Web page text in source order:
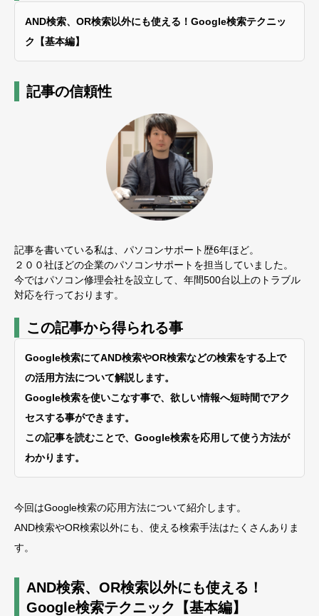
AND検索、OR検索以外にも使える！Google検索テクニッ
ク【基本編】
記事の信頼性
記事を書いている私は、パソコンサポート歴6年ほど。
２００社ほどの企業のパソコンサポートを担当していました。
今ではパソコン修理会社を設立して、年間500台以上のトラブル
対応を行っております。
この記事から得られる事
Google検索にてAND検索やOR検索などの検索をする上で
の活用方法について解説します。
Google検索を使いこなす事で、欲しい情報へ短時間でアク
セスする事ができます。
この記事を読むことで、Google検索を応用して使う方法が
わかります。
今回はGoogle検索の応用方法について紹介します。
AND検索やOR検索以外にも、使える検索手法はたくさんありま
す。
AND検索、OR検索以外にも使える！
Google検索テクニック【基本編】